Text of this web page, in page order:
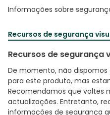
Informações sobre
Recursos de segurança
Recursos de segurança
De momento, não
para este produto, mas
Recomendamos que voltes
actualizações. Entretanto,
informações de segurança